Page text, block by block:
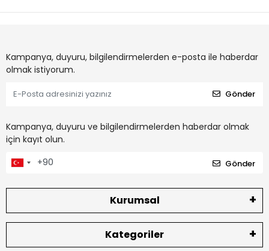
Kampanya, duyuru, bilgilendirmelerden e-posta ile haberdar
olmak istiyorum.
Gönder
Kampanya, duyuru ve bilgilendirmelerden haberdar olmak
için kayıt olun.
Gönder
Kurumsal
Kategoriler